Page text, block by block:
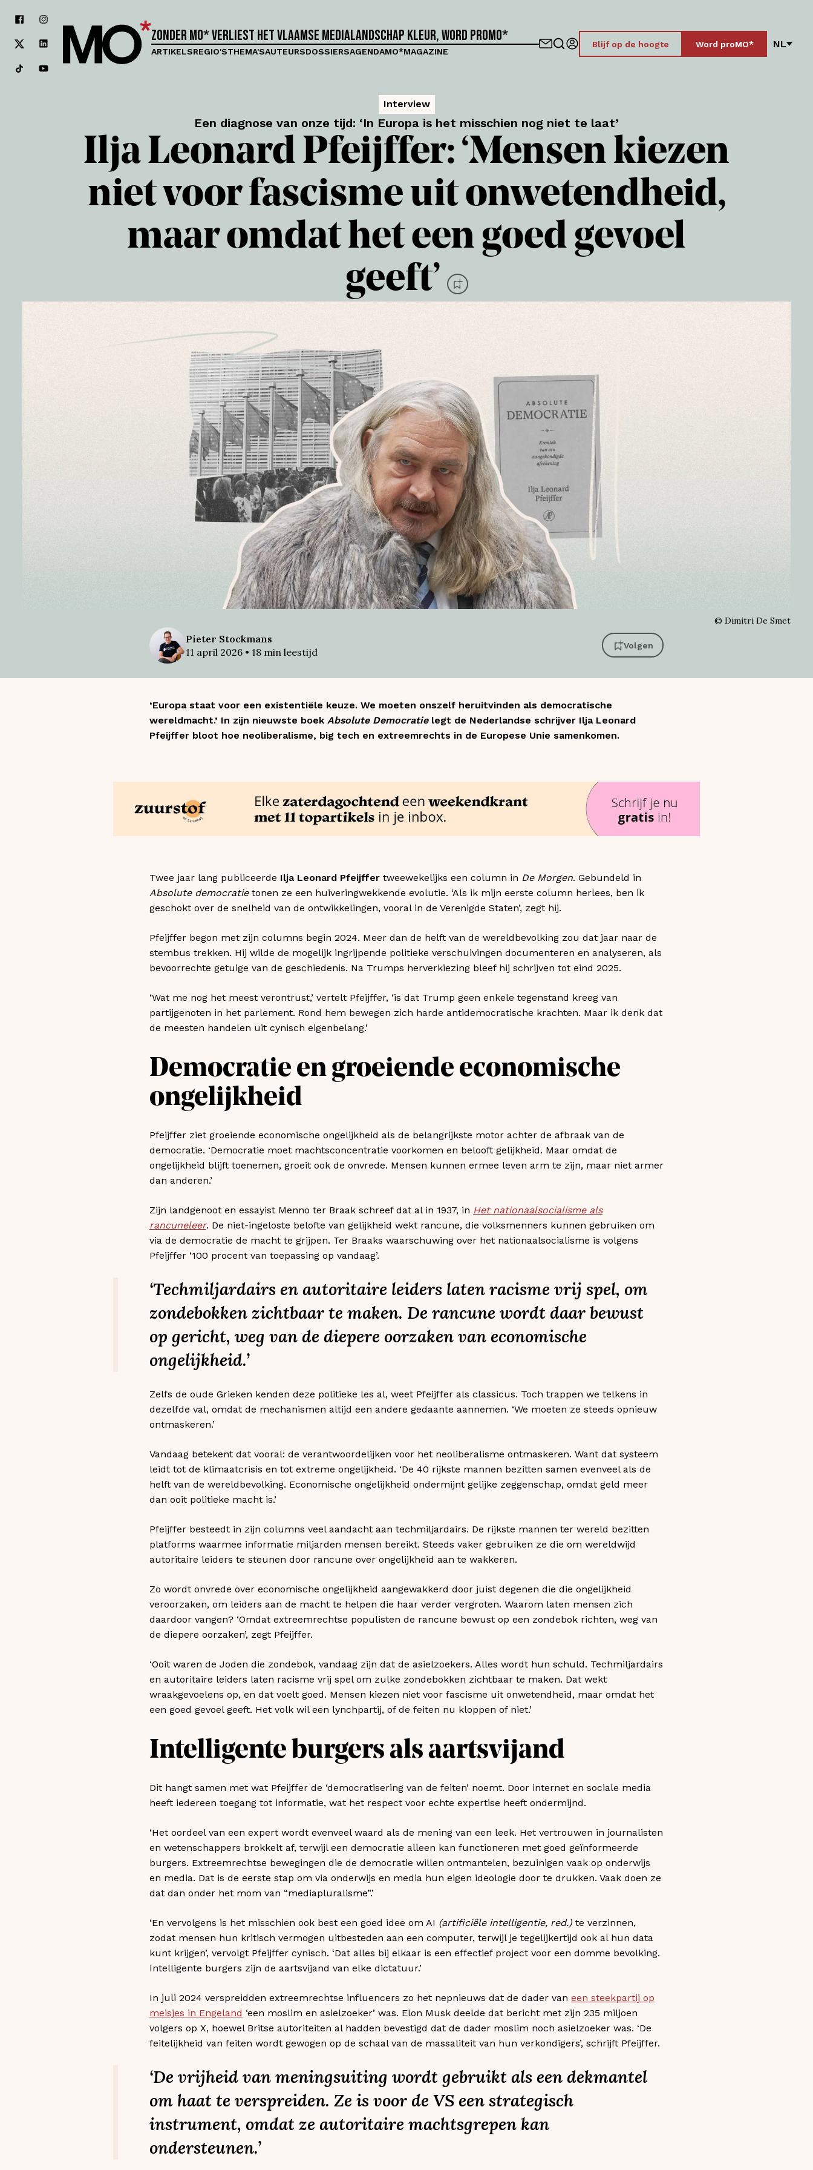
Zonder MO* verliest het Vlaamse medialandschap kleur, word proMO*
ARTIKELSREGIO'STHEMA'SAUTEURSDOSSIERSAGENDAMO*MAGAZINE
Blijf op de hoogte Word proMO* NL
Interview
Een diagnose van onze tijd: ‘In Europa is het misschien nog niet te laat’
Ilja Leonard Pfeijffer: ‘Mensen kiezen
niet voor fascisme uit onwetendheid,
maar omdat het een goed gevoel
geeft’
© Dimitri De Smet
Pieter Stockmans
11 april 2026 • 18 min leestijd
Volgen
‘Europa staat voor een existentiële keuze. We moeten onszelf heruitvinden als democratische
wereldmacht.’ In zijn nieuwste boek Absolute Democratielegt de Nederlandse schrijver Ilja Leonard
Pfeijffer bloot hoe neoliberalisme, big tech en extreemrechts in de Europese Unie samenkomen.
Twee jaar lang publiceerde Ilja Leonard Pfeijffer tweewekelijks een column in De Morgen. Gebundeld in
Absolute democratietonen ze een huiveringwekkende evolutie. ‘Als ik mijn eerste column herlees, ben ik
geschokt over de snelheid van de ontwikkelingen, vooral in de Verenigde Staten’, zegt hij.
Pfeijffer begon met zijn columns begin 2024. Meer dan de helft van de wereldbevolking zou dat jaar naar de
stembus trekken. Hij wilde de mogelijk ingrijpende politieke verschuivingen documenteren en analyseren, als
bevoorrechte getuige van de geschiedenis. Na Trumps herverkiezing bleef hij schrijven tot eind 2025.
‘Wat me nog het meest verontrust,’ vertelt Pfeijffer, ‘is dat Trump geen enkele tegenstand kreeg van
partijgenoten in het parlement. Rond hem bewegen zich harde antidemocratische krachten. Maar ik denk dat
de meesten handelen uit cynisch eigenbelang.’
Democratie en groeiende economische
ongelijkheid
Pfeijffer ziet groeiende economische ongelijkheid als de belangrijkste motor achter de afbraak van de
democratie. ‘Democratie moet machtsconcentratie voorkomen en belooft gelijkheid. Maar omdat de
ongelijkheid blijft toenemen, groeit ook de onvrede. Mensen kunnen ermee leven arm te zijn, maar niet armer
dan anderen.’
Zijn landgenoot en essayist Menno ter Braak schreef dat al in 1937, in Het nationaalsocialisme als
rancuneleer. De niet-ingeloste belofte van gelijkheid wekt rancune, die volksmenners kunnen gebruiken om
via de democratie de macht te grijpen. Ter Braaks waarschuwing over het nationaalsocialisme is volgens
Pfeijffer ‘100 procent van toepassing op vandaag’.
‘Techmiljardairs en autoritaire leiders laten racisme vrij spel, om
zondebokken zichtbaar te maken. De rancune wordt daar bewust
op gericht, weg van de diepere oorzaken van economische
ongelijkheid.’
Zelfs de oude Grieken kenden deze politieke les al, weet Pfeijffer als classicus. Toch trappen we telkens in
dezelfde val, omdat de mechanismen altijd een andere gedaante aannemen. ‘We moeten ze steeds opnieuw
ontmaskeren.’
Vandaag betekent dat vooral: de verantwoordelijken voor het neoliberalisme ontmaskeren. Want dat systeem
leidt tot de klimaatcrisis en tot extreme ongelijkheid. ‘De 40 rijkste mannen bezitten samen evenveel als de
helft van de wereldbevolking. Economische ongelijkheid ondermijnt gelijke zeggenschap, omdat geld meer
dan ooit politieke macht is.’
Pfeijffer besteedt in zijn columns veel aandacht aan techmiljardairs. De rijkste mannen ter wereld bezitten
platforms waarmee informatie miljarden mensen bereikt. Steeds vaker gebruiken ze die om wereldwijd
autoritaire leiders te steunen door rancune over ongelijkheid aan te wakkeren.
Zo wordt onvrede over economische ongelijkheid aangewakkerd door juist degenen die die ongelijkheid
veroorzaken, om leiders aan de macht te helpen die haar verder vergroten. Waarom laten mensen zich
daardoor vangen? ‘Omdat extreemrechtse populisten de rancune bewust op een zondebok richten, weg van
de diepere oorzaken’, zegt Pfeijffer.
‘Ooit waren de Joden die zondebok, vandaag zijn dat de asielzoekers. Alles wordt hun schuld. Techmiljardairs
en autoritaire leiders laten racisme vrij spel om zulke zondebokken zichtbaar te maken. Dat wekt
wraakgevoelens op, en dat voelt goed. Mensen kiezen niet voor fascisme uit onwetendheid, maar omdat het
een goed gevoel geeft. Het volk wil een lynchpartij, of de feiten nu kloppen of niet.’
Intelligente burgers als aartsvijand
Dit hangt samen met wat Pfeijffer de ‘democratisering van de feiten’ noemt. Door internet en sociale media
heeft iedereen toegang tot informatie, wat het respect voor echte expertise heeft ondermijnd.
‘Het oordeel van een expert wordt evenveel waard als de mening van een leek. Het vertrouwen in journalisten
en wetenschappers brokkelt af, terwijl een democratie alleen kan functioneren met goed geïnformeerde
burgers. Extreemrechtse bewegingen die de democratie willen ontmantelen, bezuinigen vaak op onderwijs
en media. Dat is de eerste stap om via onderwijs en media hun eigen ideologie door te drukken. Vaak doen ze
dat dan onder het mom van “mediapluralisme”.’
‘En vervolgens is het misschien ook best een goed idee om AI (artificiële intelligentie, red.) te verzinnen,
zodat mensen hun kritisch vermogen uitbesteden aan een computer, terwijl je tegelijkertijd ook al hun data
kunt krijgen’, vervolgt Pfeijffer cynisch. ‘Dat alles bij elkaar is een effectief project voor een domme bevolking.
Intelligente burgers zijn de aartsvijand van elke dictatuur.’
In juli 2024 verspreidden extreemrechtse influencers zo het nepnieuws dat de dader van een steekpartij op
meisjes in Engeland ‘een moslim en asielzoeker’ was. Elon Musk deelde dat bericht met zijn 235 miljoen
volgers op X, hoewel Britse autoriteiten al hadden bevestigd dat de dader moslim noch asielzoeker was. ‘De
feitelijkheid van feiten wordt gewogen op de schaal van de massaliteit van hun verkondigers’, schrijft Pfeijffer.
‘De vrijheid van meningsuiting wordt gebruikt als een dekmantel
om haat te verspreiden. Ze is voor de VS een strategisch
instrument, omdat ze autoritaire machtsgrepen kan
ondersteunen.’